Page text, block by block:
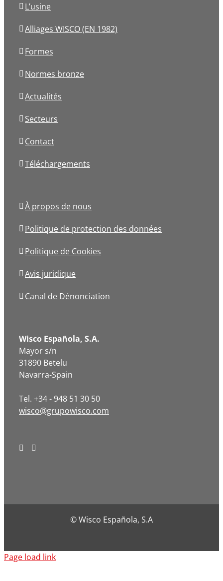
L’usine
Alliages WISCO (EN 1982)
Formes
Normes bronze
Actualités
Secteurs
Contact
Téléchargements
À propos de nous
Politique de protection des données
Politique de Cookies
Avis juridique
Canal de Dénonciation
Wisco Española, S.A.
Mayor s/n
31890 Betelu
Navarra-Spain
Tel. +34 - 948 51 30 50
wisco@grupowisco.com
© Wisco Española, S.A
Page load link